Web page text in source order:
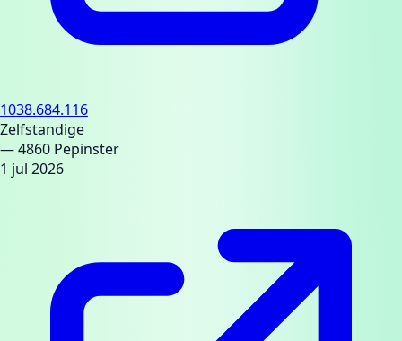
1038.684.116
Zelfstandige
— 4860 Pepinster
1 jul 2026